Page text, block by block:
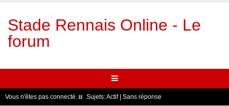
Stade Rennais Online - Le
forum
Vous n'êtes pas connecté. Sujets:Actif| Sans réponse